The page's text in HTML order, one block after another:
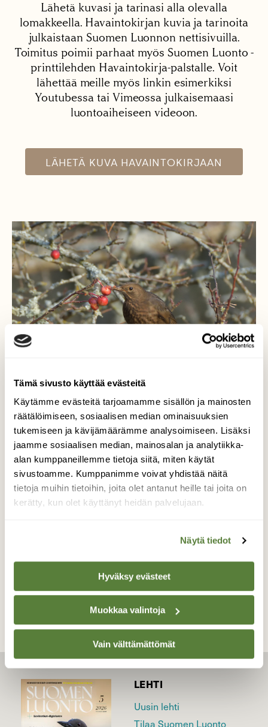
Tämä sivusto käyttää evästeitä
Käytämme evästeitä tarjoamamme sisällön ja mainosten
räätälöimiseen, sosiaalisen median ominaisuuksien
tukemiseen ja kävijämäärämme analysoimiseen. Lisäksi
jaamme sosiaalisen median, mainosalan ja analytiikka-
alan kumppaneillemme tietoja siitä, miten käytät
sivustoamme. Kumppanimme voivat yhdistää näitä
tietoja muihin tietoihin, joita olet antanut heille tai joita on
kerätty, kun olet käyttänyt heidän palvelujaan.
Näytä tiedot
Hyväksy evästeet
Muokkaa valintoja
Vain välttämättömät
Lähetä kuvasi ja tarinasi alla olevalla
lomakkeella. Havaintokirjan kuvia ja tarinoita
julkaistaan Suomen Luonnon nettisivuilla.
Toimitus poimii parhaat myös Suomen Luonto -
printtilehden Havaintokirja-palstalle. Voit
lähettää meille myös linkin esimerkiksi
Youtubessa tai Vimeossa julkaisemaasi
luontoaiheiseen videoon.
LÄHETÄ KUVA HAVAINTOKIRJAAN
Mustarastas
Vielä on muutama marja jäljellä,sitten on
puu syöty tyhjäksi marjoista.
Valokuvaaja: Asko Heikkinen, Uusikaupunki
TAKAISIN LISTAAN
LEHTI
Uusin lehti
Tilaa Suomen Luonto